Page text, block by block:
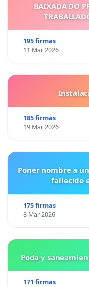
BAIXADA DO
195 firmas
11 Mar 2026
185 firmas
19 Mar 2026
Poner nombre a
fallecido
175 firmas
8 Mar 2026
Poda y
171 firmas